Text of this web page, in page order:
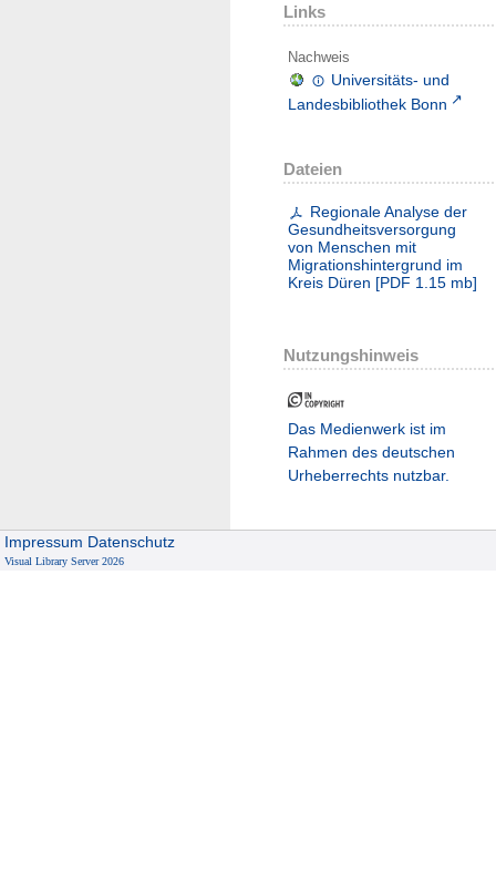
Links
Nachweis
Universitäts- und
Landesbibliothek Bonn
Dateien
Regionale Analyse der
Gesundheitsversorgung
von Menschen mit
Migrationshintergrund im
Kreis Düren [PDF 1.15 mb]
Nutzungshinweis
Das Medienwerk ist im
Rahmen des deutschen
Urheberrechts nutzbar.
Impressum Datenschutz
Visual Library Server 2026